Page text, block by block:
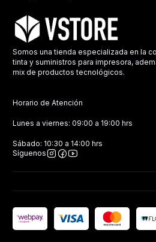
Somos una tienda especializada en la
tinta y suministros para impresora,
mix de productos tecnológicos.
Horario de Atención
Lunes a viernes: 09:00 a 19:00 hrs
Sábado: 10:30 a 14:00 hrs
Síguenos